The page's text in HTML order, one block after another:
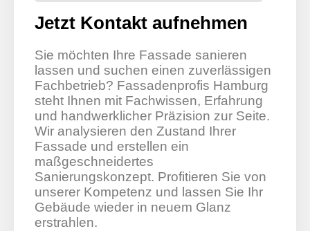
Jetzt Kontakt aufnehmen
Sie möchten Ihre Fassade sanieren
lassen und suchen einen zuverlässigen
Fachbetrieb? Fassadenprofis Hamburg
steht Ihnen mit Fachwissen, Erfahrung
und handwerklicher Präzision zur Seite.
Wir analysieren den Zustand Ihrer
Fassade und erstellen ein
maßgeschneidertes
Sanierungskonzept. Profitieren Sie von
unserer Kompetenz und lassen Sie Ihr
Gebäude wieder in neuem Glanz
erstrahlen.